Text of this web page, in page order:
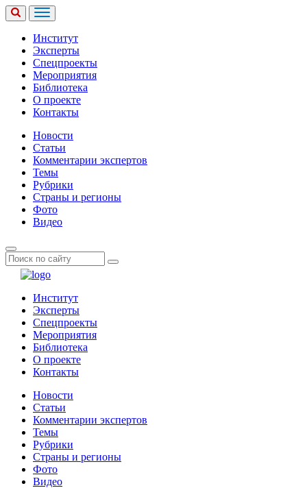
Институт
Эксперты
Спецпроекты
Мероприятия
Библиотека
О проекте
Контакты
Новости
Статьи
Комментарии экспертов
Темы
Рубрики
Страны и регионы
Фото
Видео
Институт
Эксперты
Спецпроекты
Мероприятия
Библиотека
О проекте
Контакты
Новости
Статьи
Комментарии экспертов
Темы
Рубрики
Страны и регионы
Фото
Видео